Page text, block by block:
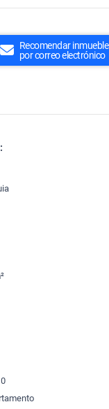
Recomendar inmueble
por correo electrónico